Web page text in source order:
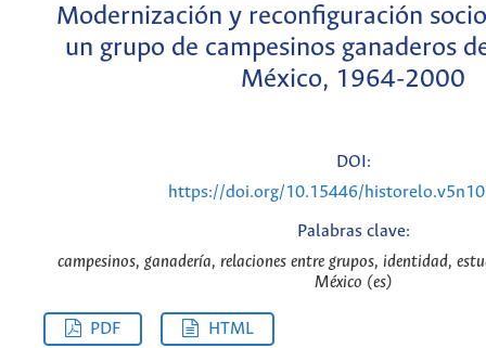
Modernización y reconfiguración
un grupo de campesinos ganaderos
México, 1964-2000
DOI:
https://doi.org/10.15446/
Palabras clave:
campesinos, ganadería, relaciones entre grupos, identidad,
México (es)
PDF HTML